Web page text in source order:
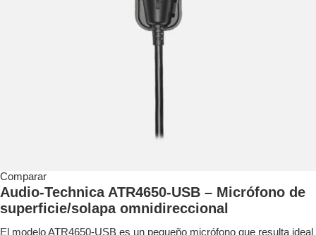
Comparar
Audio-Technica ATR4650-USB – Micrófono de
superficie/solapa omnidireccional
El modelo ATR4650-USB es un pequeño micrófono que resulta ideal